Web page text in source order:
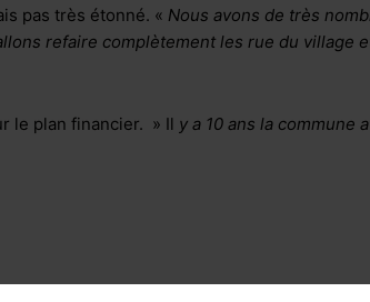
pas très étonné. « Nous avons de très
refaire complètement les rue du village
le plan financier. » Il y a 10 ans la commune